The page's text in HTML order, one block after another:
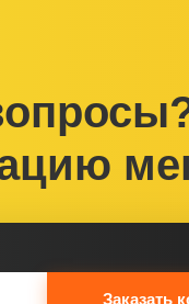
Заказать